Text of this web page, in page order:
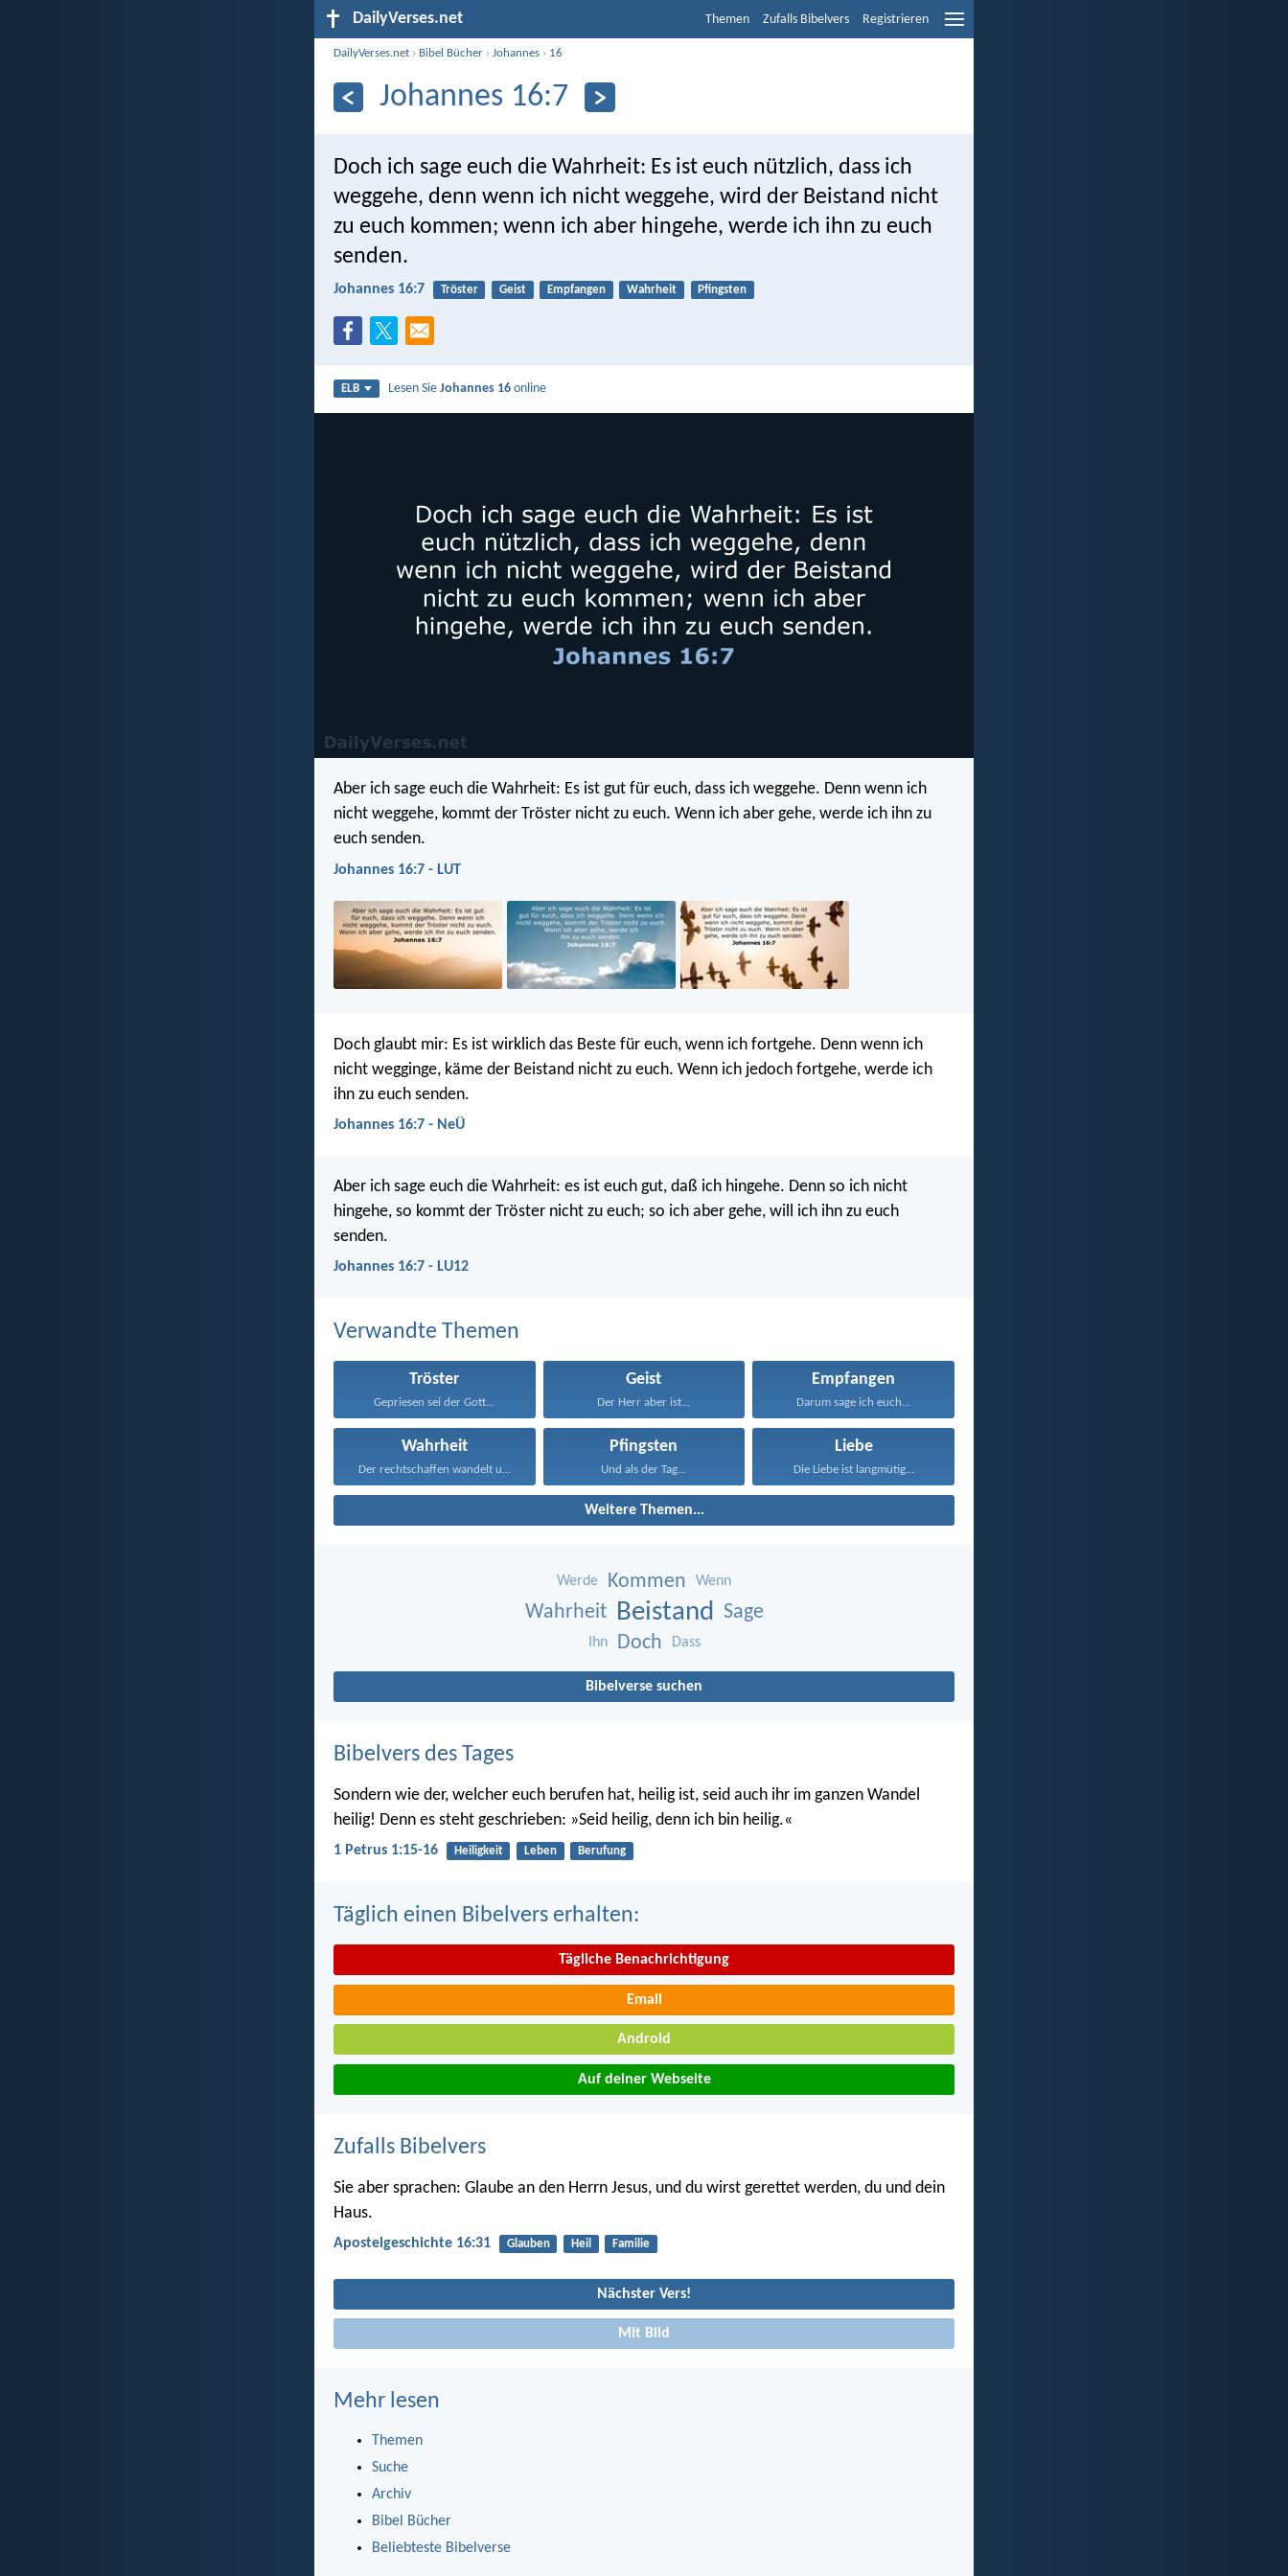
DailyVerses.net Themen Zufalls Bibelvers Registrieren
DailyVerses.net › Bibel Bücher ›Johannes › 16
Johannes 16:7
Doch ich sage euch die Wahrheit: Es ist euch nützlich, dass ich
weggehe, denn wenn ich nicht weggehe, wird der Beistand nicht
zu euch kommen; wenn ich aber hingehe, werde ich ihn zu euch
senden.
Johannes 16:7 Tröster Geist Empfangen Wahrheit Pfingsten
ELB Lesen SieJohannes 16 online
Aber ich sage euch die Wahrheit: Es ist gut für euch, dass ich weggehe. Denn wenn ich
nicht weggehe, kommt der Tröster nicht zu euch. Wenn ich aber gehe, werde ich ihn zu
euch senden.
Johannes 16:7 - LUT
Doch glaubt mir: Es ist wirklich das Beste für euch, wenn ich fortgehe. Denn wenn ich
nicht wegginge, käme der Beistand nicht zu euch. Wenn ich jedoch fortgehe, werde ich
ihn zu euch senden.
Johannes 16:7 - NeÜ
Aber ich sage euch die Wahrheit: es ist euch gut, daß ich hingehe. Denn so ich nicht
hingehe, so kommt der Tröster nicht zu euch; so ich aber gehe, will ich ihn zu euch
senden.
Johannes 16:7 - LU12
Verwandte Themen
Tröster
Gepriesen sei der Gott...
Geist
Der Herr aber ist...
Empfangen
Darum sage ich euch...
Wahrheit
Der rechtschaffen wandelt und...
Pfingsten
Und als der Tag...
Liebe
Die Liebe ist langmütig...
Weitere Themen...
Werde Kommen Wenn
Wahrheit Beistand Sage
Ihn Doch Dass
Bibelverse suchen
Bibelvers des Tages
Sondern wie der, welcher euch berufen hat, heilig ist, seid auch ihr im ganzen Wandel
heilig! Denn es steht geschrieben: »Seid heilig, denn ich bin heilig.«
1 Petrus 1:15-16 Heiligkeit Leben Berufung
Täglich einen Bibelvers erhalten:
Tägliche Benachrichtigung
Email
Android
Auf deiner Webseite
Zufalls Bibelvers
Sie aber sprachen: Glaube an den Herrn Jesus, und du wirst gerettet werden, du und dein
Haus.
Apostelgeschichte 16:31 Glauben Heil Familie
Nächster Vers!
Mit Bild
Mehr lesen
Themen
Suche
Archiv
Bibel Bücher
Beliebteste Bibelverse